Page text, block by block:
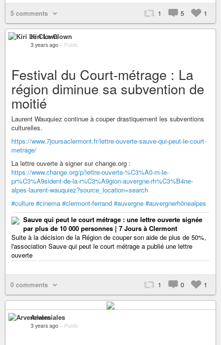
5 comments 1 5 1
Kiri Le Clown
3 years ago – Public
Festival du Court-métrage : La
région diminue sa subvention de
moitié
Laurent Wauquiez continue à couper drastiquement les subventions
culturelles.
https://www.7joursaclermont.fr/lettre-ouverte-sauve-qui-peut-le-court-
metrage/
La lettre ouverte à signer sur change.org :
https://www.change.org/p/lettre-ouverte-%C3%A0-m-le-
pr%C3%A9sident-de-la-r%C3%A9gion-auvergne-rh%C3%B4ne-
alpes-laurent-wauquiez?source_location=search
#culture #cinema #clermont-ferrand #auvergne #auvergnerhônealpes
Sauve qui peut le court métrage : une lettre ouverte signée
par plus de 10 000 personnes | 7 Jours à Clermont
Suite à la décision de la Région de couper son aide de plus de 50%,
l'association Sauve qui peut le court métrage a publié une lettre
ouverte
0 comments 1 0 1
Arverniales
3 years ago – Public